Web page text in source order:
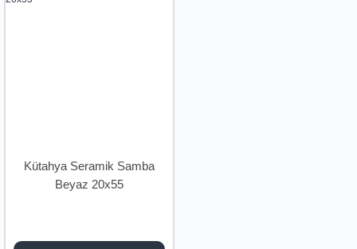
Kütahya Seramik Samba
Beyaz 20x55